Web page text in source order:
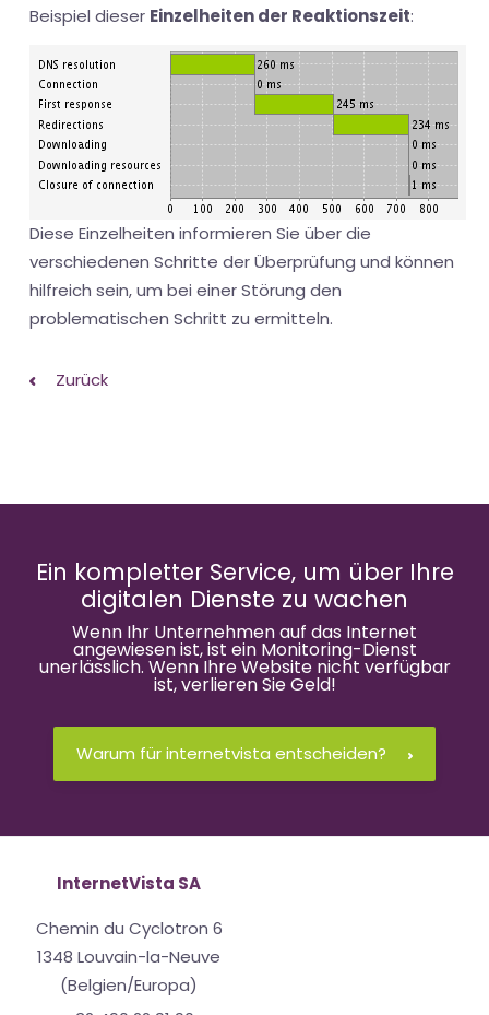
Beispiel dieser Einzelheiten der Reaktionszeit:
Diese Einzelheiten informieren Sie über die
verschiedenen Schritte der Überprüfung und können
hilfreich sein, um bei einer Störung den
problematischen Schritt zu ermitteln.
Zurück
Ein kompletter Service, um über Ihre
digitalen Dienste zu wachen
Wenn Ihr Unternehmen auf das Internet
angewiesen ist, ist ein Monitoring-Dienst
unerlässlich. Wenn Ihre Website nicht verfügbar
ist, verlieren Sie Geld!
Warum für internetvista entscheiden?
InternetVista SA
Chemin du Cyclotron 6
1348 Louvain-la-Neuve
(Belgien/Europa)